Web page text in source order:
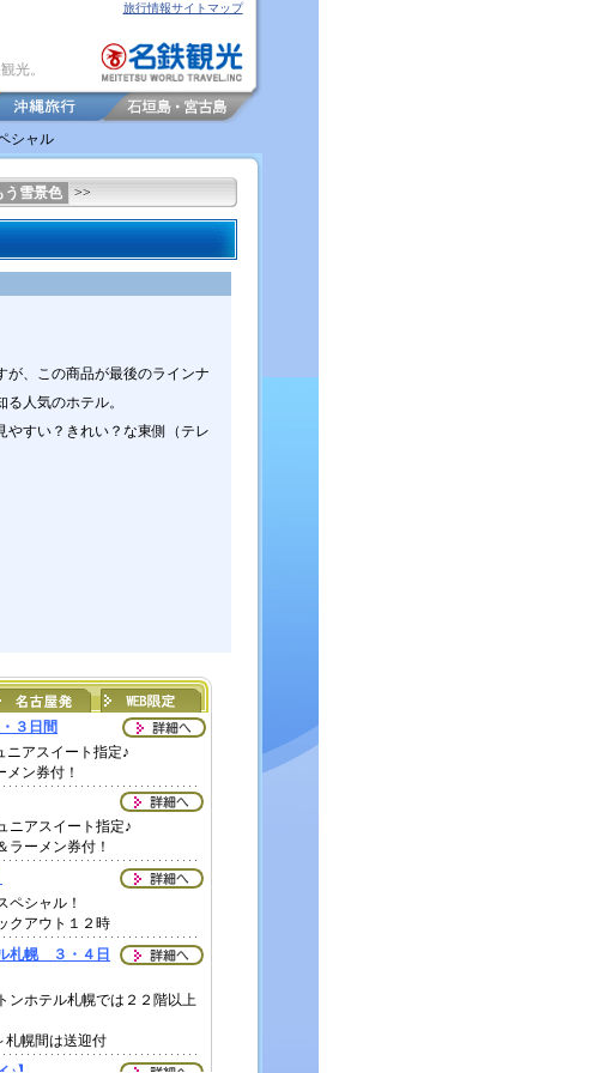
旅行情報サイトマップ
光。
シャル
う雪景色 >>
が、この商品が最後のラインナ
人気のホテル。
やすい？きれい？な東側（テレ